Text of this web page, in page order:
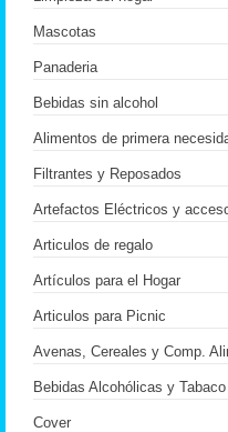
Mascotas
Panaderia
Bebidas sin alcohol
Alimentos de primera
Filtrantes y Reposados
Artefactos Eléctricos y
Articulos de regalo
Artículos para el Hogar
Articulos para Picnic
Avenas, Cereales y Comp.
Bebidas Alcohólicas y Tabaco
Cover